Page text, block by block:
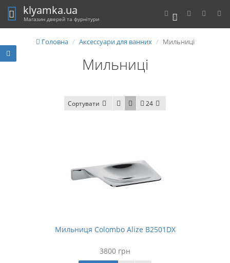
0
klyamka.ua
Магазин дверей та фурнітури
Головна Аксессуари для ванних Мильниці
Мильниці
Сортувати 24
Мильниця Colombo Alize B2501DX
3800 грн